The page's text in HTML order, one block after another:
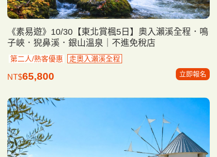
《素易遊》10/30【東北賞楓5日】奧入瀨溪全程．鳴
子峽．猊鼻溪．銀山溫泉｜不進免稅店
第二人/熟客優惠 走奧入瀨溪全程
NT$65,800 立即報名